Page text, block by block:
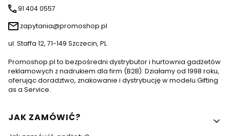
91 404 0557
zapytania@promoshop.pl
ul. Staffa 12, 71-149 Szczecin, PL
Promoshop.pl to bezpośredni dystrybutor i hurtownia gadżetów
reklamowych z nadrukiem dla firm (B2B). Działamy od 1998 roku,
oferując doradztwo, znakowanie i dystrybucję w modelu Gifting
as a Service.
Linki w stopce
JAK ZAMÓWIĆ?